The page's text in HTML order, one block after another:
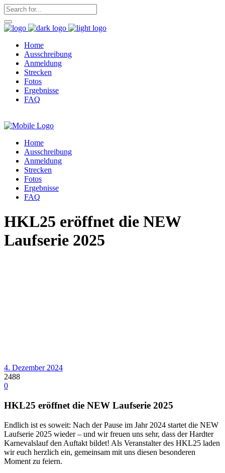
Home
Ausschreibung
Anmeldung
Strecken
Fotos
Ergebnisse
FAQ
Home
Ausschreibung
Anmeldung
Strecken
Fotos
Ergebnisse
FAQ
HKL25 eröffnet die NEW
Laufserie 2025
4. Dezember 2024
2488
0
HKL25 eröffnet die NEW Laufserie 2025
Endlich ist es soweit: Nach der Pause im Jahr 2024 startet die NEW
Laufserie 2025 wieder – und wir freuen uns sehr, dass der Hardter
Karnevalslauf den Auftakt bildet! Als Veranstalter des HKL25 laden
wir euch herzlich ein, gemeinsam mit uns diesen besonderen
Moment zu feiern.